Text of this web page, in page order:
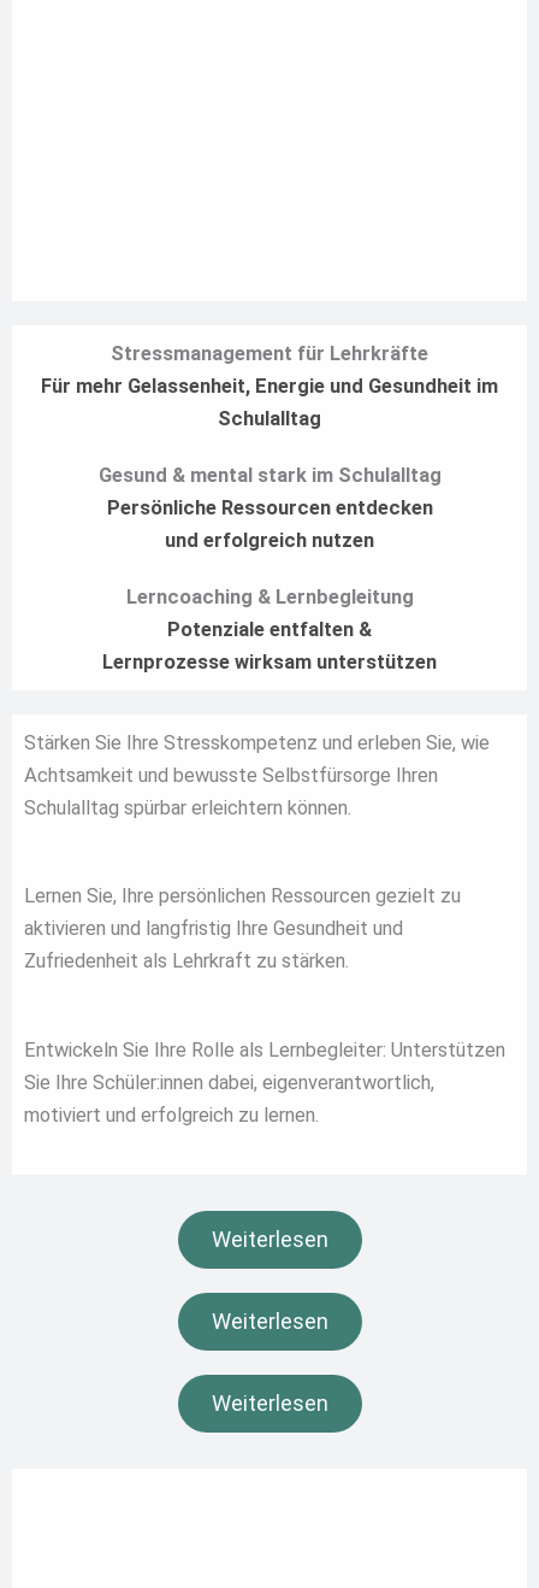
Stressmanagement für Lehrkräfte
Für mehr Gelassenheit, Energie und Gesundheit im
Schulalltag
Gesund & mental stark im Schulalltag
Persönliche Ressourcen entdecken
und erfolgreich nutzen
Lerncoaching & Lernbegleitung
Potenziale entfalten &
Lernprozesse wirksam unterstützen
Stärken Sie Ihre Stresskompetenz und erleben Sie, wie
Achtsamkeit und bewusste Selbstfürsorge Ihren
Schulalltag spürbar erleichtern können.
Lernen Sie, Ihre persönlichen Ressourcen gezielt zu
aktivieren und langfristig Ihre Gesundheit und
Zufriedenheit als Lehrkraft zu stärken.
Entwickeln Sie Ihre Rolle als Lernbegleiter: Unterstützen
Sie Ihre Schüler:innen dabei, eigenverantwortlich,
motiviert und erfolgreich zu lernen.
Weiterlesen
Weiterlesen
Weiterlesen